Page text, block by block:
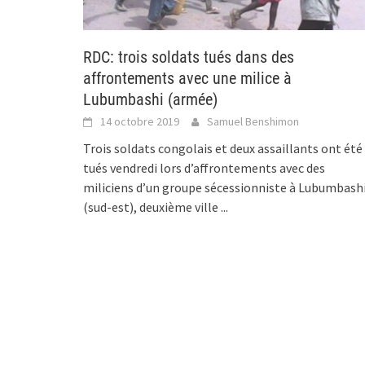
RDC: trois soldats tués dans des
affrontements avec une milice à
Lubumbashi (armée)
14 octobre 2019 Samuel Benshimon
Trois soldats congolais et deux assaillants ont été
tués vendredi lors d’affrontements avec des
miliciens d’un groupe sécessionniste à
(sud-est), deuxième ville ...